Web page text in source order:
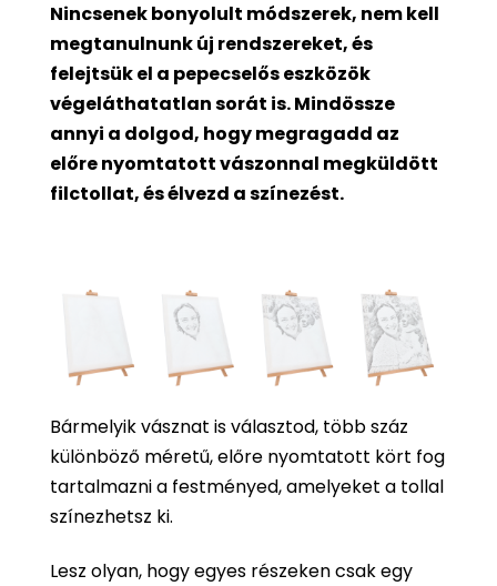
Nincsenek bonyolult módszerek, nem kell
megtanulnunk új rendszereket, és
felejtsük el a pepecselős eszközök
végeláthatatlan sorát is. Mindössze
annyi a dolgod, hogy megragadd az
előre nyomtatott vászonnal megküldött
filctollat, és élvezd a színezést.
Bármelyik vásznat is választod, több száz
különböző méretű, előre nyomtatott kört fog
tartalmazni a festményed, amelyeket a tollal
színezhetsz ki.
Lesz olyan, hogy egyes részeken csak egy